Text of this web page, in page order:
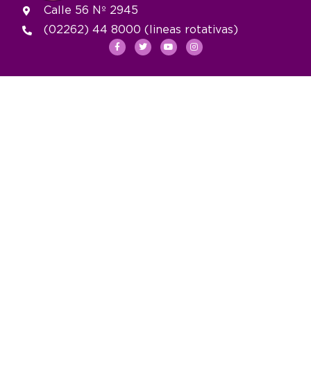
Calle 56 Nº 2945
(02262) 44 8000 (lineas rotativas)